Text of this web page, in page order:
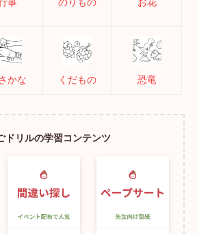
かな くだもの 恐竜
ドリルの学習コンテンツ